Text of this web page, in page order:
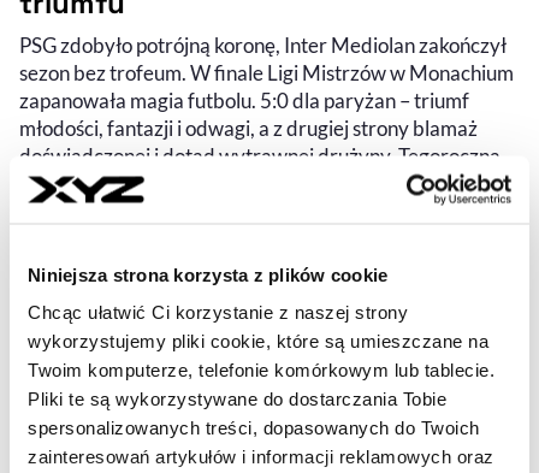
Niniejsza strona korzysta z plików cookie
Chcąc ułatwić Ci korzystanie z naszej strony
wykorzystujemy pliki cookie, które są umieszczane na
Twoim komputerze, telefonie komórkowym lub tablecie.
Pliki te są wykorzystywane do dostarczania Tobie
spersonalizowanych treści, dopasowanych do Twoich
zainteresowań artykułów i informacji reklamowych oraz
PSG zdobyło potrójną koronę, Inter Mediolan zakończył
sezon bez trofeum. W finale Ligi Mistrzów w Monachium
zapanowała magia futbolu. 5:0 dla paryżan – triumf
młodości, fantazji i odwagi, a z drugiej strony blamaż
doświadczonej i dotąd wytrawnej drużyny. Tegoroczna
edycja Champions League miała niezwykły, ludzki
wymiar. Warto ją podsumować.
- AUTOR ARTYKUŁU - PROFIL
04.06.2025, 05:30